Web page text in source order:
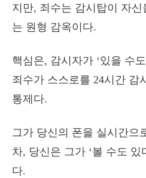
지만, 죄수는 감시탑이 자
는 원형 감옥이다.
핵심은, 감시자가 ‘있을 수
죄수가 스스로를 24시간 감
통제다.
그가 당신의 폰을 실시간으
차, 당신은 그가 ‘볼 수도 있
다.